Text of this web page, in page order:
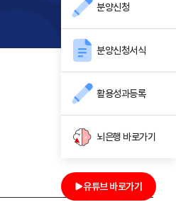
분양신청
분양신청서식
활용성과등록
뇌은행 바로가기
유튜브 바로가기